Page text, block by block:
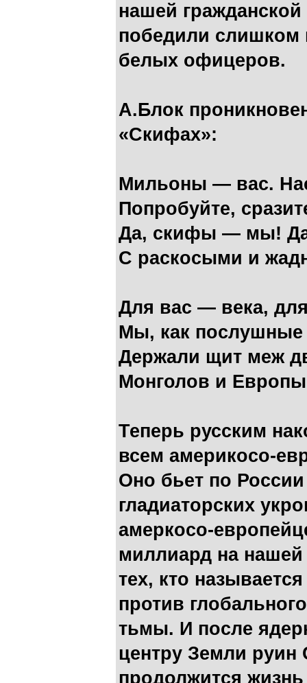
нашей
победили слишком
белых офицеров.
А.Блок
«Скифах»:
Мильоны — вас.
Попробуйте,
Да, скифы — мы!
С раскосыми и
Для вас — века,
Мы, как
Держали щит меж
Монголов и
Теперь русским
всем америкосо-
Оно бьет по
гладиаторских
амеркосо-
миллиард на
тех, кто
против
тьмы. И после
центру Земли
продолжится